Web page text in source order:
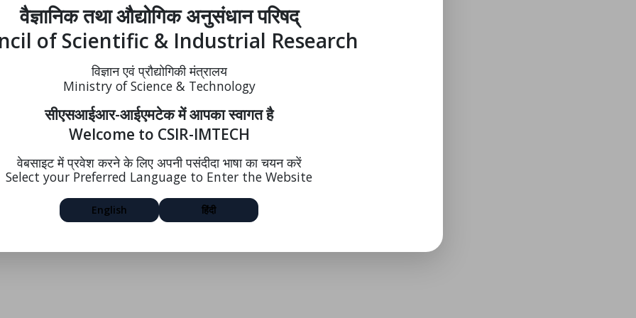
वैज्ञानिक तथा औद्योगिक अनुसंधान परिषद्
of Scientific & Industrial Research
विज्ञान एवं प्रौद्योगिकी मंत्रालय
Ministry of Science & Technology
सीएसआईआर-आईएमटेक में आपका स्वागत है
Welcome to CSIR-IMTECH
वेबसाइट में प्रवेश करने के लिए अपनी पसंदीदा भाषा का चयन करें
Select your Preferred Language to Enter the Website
English हिंदी